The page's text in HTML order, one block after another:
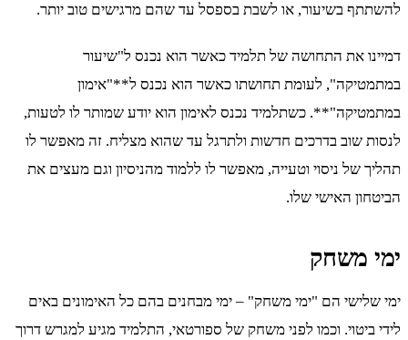
להשתתף בשיעור, או לשבת בספסל עד שהם מרגישים טוב יותר.
דמיינו את התחושה של תלמיד כאשר הוא נכנס ל"שיעור
במתמטיקה", לעומת תחושתו כאשר הוא נכנס ל**"אימון
במתמטיקה"**. כשתלמיד נכנס לאימון הוא יודע שמותר לו לטעות,
לנסות שוב בדרכים חדשות ולתרגל עד שהוא מצליח. זה מאפשר לו
תהליך של ניסוי וטעייה, מאפשר לו ללמוד מהניסיון וגם מעצים את
הביטחון האישי שלו.
ימי משחק
ימי שלישי הם "ימי משחק" – ימי מבחנים בהם כל האימונים באים
לידי ביטוי. וכמו לפני משחק של ספורטאי, התלמיד מגיע למגרש דרוך